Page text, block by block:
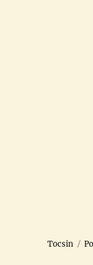
Tocsin